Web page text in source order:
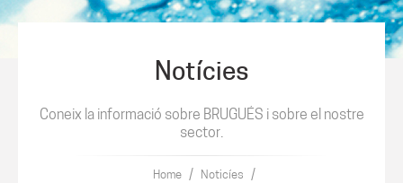
Notícies
Coneix la informació sobre BRUGUÉS i sobre el nostre
sector.
Home / Noticíes /